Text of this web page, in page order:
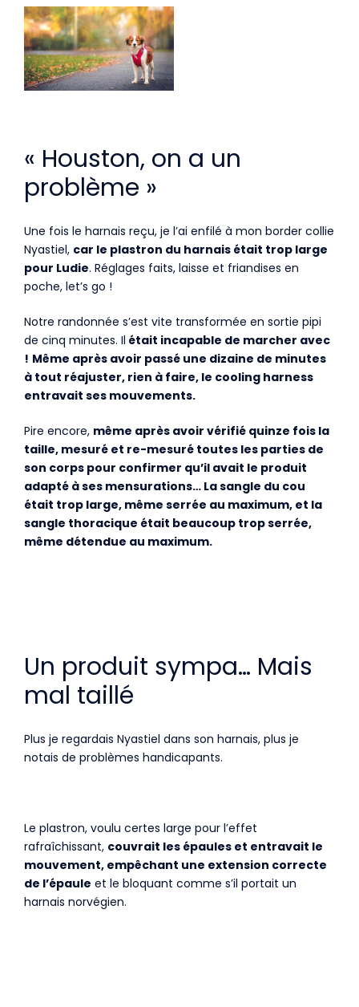
« Houston, on a un
problème »
Une fois le harnais reçu, je l’ai enfilé à mon border collie
Nyastiel, car le plastron du harnais était trop large
pour Ludie. Réglages faits, laisse et friandises en
poche, let’s go !
Notre randonnée s’est vite transformée en sortie pipi
de cinq minutes. Il était incapable de marcher avec
! Même après avoir passé une dizaine de minutes
à tout réajuster, rien à faire, le cooling harness
entravait ses mouvements.
Pire encore, même après avoir vérifié quinze fois la
taille, mesuré et re-mesuré toutes les parties de
son corps pour confirmer qu’il avait le produit
adapté à ses mensurations… La sangle du cou
était trop large, même serrée au maximum, et la
sangle thoracique était beaucoup trop serrée,
même détendue au maximum.
Un produit sympa… Mais
mal taillé
Plus je regardais Nyastiel dans son harnais, plus je
notais de problèmes handicapants.
Le plastron, voulu certes large pour l’effet
rafraîchissant, couvrait les épaules et entravait le
mouvement, empêchant une extension correcte
de l’épaule et le bloquant comme s’il portait un
harnais norvégien.